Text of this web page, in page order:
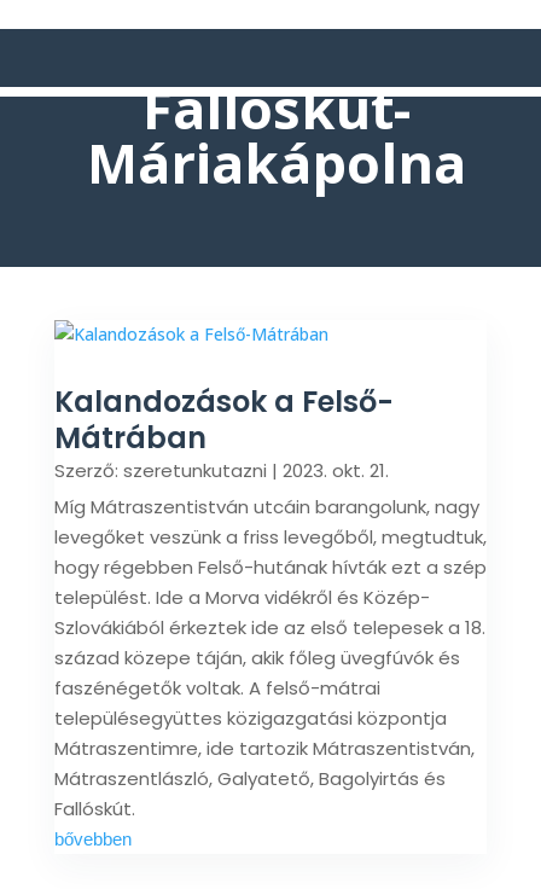
Fallóskút-
Máriakápolna
Kalandozások a Felső-
Mátrában
Szerző: szeretunkutazni | 2023. okt. 21.
Míg Mátraszentistván utcáin barangolunk, nagy
levegőket veszünk a friss levegőből, megtudtuk,
hogy régebben Felső-hutának hívták ezt a szép
települést. Ide a Morva vidékről és Közép-
Szlovákiából érkeztek ide az első telepesek a 18.
század közepe táján, akik főleg üvegfúvók és
faszénégetők voltak. A felső-mátrai
településegyüttes közigazgatási központja
Mátraszentimre, ide tartozik Mátraszentistván,
Mátraszentlászló, Galyatető, Bagolyirtás és
Fallóskút.
bővebben